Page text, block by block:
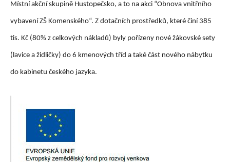
Místní akční skupině Hustopečsko, a to na akci “Obnova vnitřního
vybavení ZŠ Komenského“. Z dotačních prostředků, které činí 385
tis. Kč (80% z celkových nákladů) byly pořízeny nové žákovské sety
(lavice a židličky) do 6 kmenových tříd a také část nového nábytku
do kabinetu českého jazyka.